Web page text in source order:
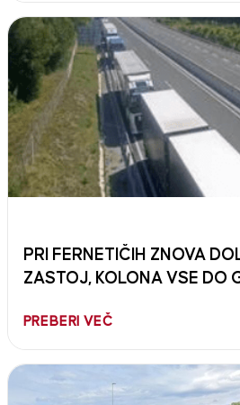
PRI FERNETIČIH ZNOVA
ZASTOJ, KOLONA VSE DO
PREBERI VEČ